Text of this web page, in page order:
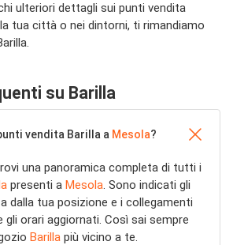
ulteriori dettagli sui punti vendita
tua città o nei dintorni, ti rimandiamo
su Barilla
vendita Barilla a Mesola?
una panoramica completa di tutti i
presenti a Mesola. Sono indicati gli
dalla tua posizione e i collegamenti
gli orari aggiornati. Così sai sempre
Barilla più vicino a te.